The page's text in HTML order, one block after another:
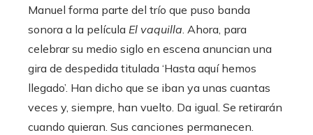
Manuel forma parte del trío que puso banda
sonora a la película El vaquilla. Ahora, para
celebrar su medio siglo en escena anuncian una
gira de despedida titulada ‘Hasta aquí hemos
llegado’. Han dicho que se iban ya unas cuantas
veces y, siempre, han vuelto. Da igual. Se retirarán
cuando quieran. Sus canciones permanecen.